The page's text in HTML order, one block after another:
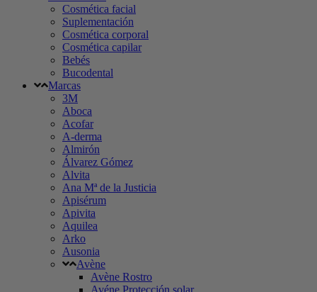
Cosmética facial
Suplementación
Cosmética corporal
Cosmética capilar
Bebés
Bucodental
Marcas
3M
Aboca
Acofar
A-derma
Almirón
Álvarez Gómez
Alvita
Ana Mª de la Justicia
Apisérum
Apivita
Aquilea
Arko
Ausonia
Avène
Avène Rostro